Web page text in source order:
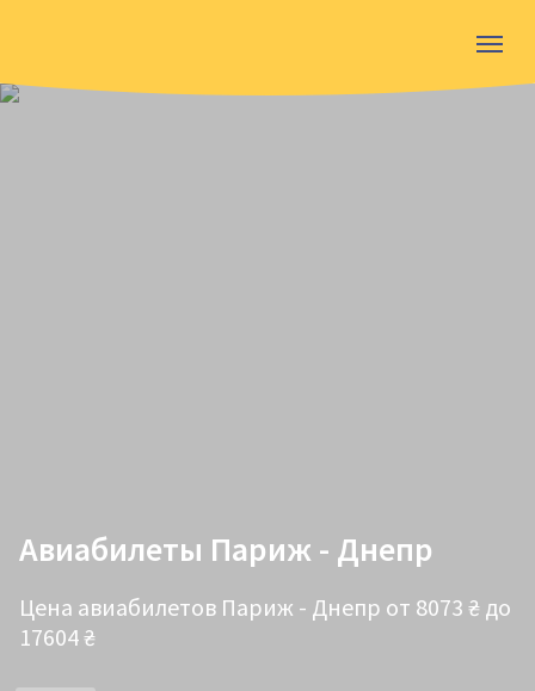
Авиабилеты Париж - Днепр
Цена авиабилетов Париж - Днепр от 8073 ₴ до
17604 ₴